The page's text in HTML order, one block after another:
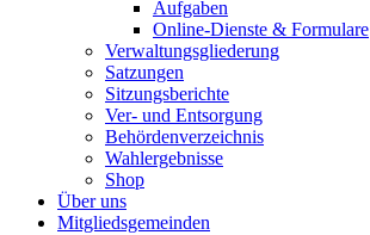
Aufgaben
Online-Dienste & Formulare
Verwaltungsgliederung
Satzungen
Sitzungsberichte
Ver- und Entsorgung
Behördenverzeichnis
Wahlergebnisse
Shop
Über uns
Mitgliedsgemeinden